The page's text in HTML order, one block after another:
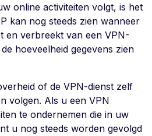
online activiteiten volgt, is het
kan nog steeds zien wanneer
en verbreekt van een VPN-
hoeveelheid gegevens zien
of de VPN-dienst zelf
volgen. Als u een VPN
te ondernemen die in uw
u nog steeds worden gevolgd